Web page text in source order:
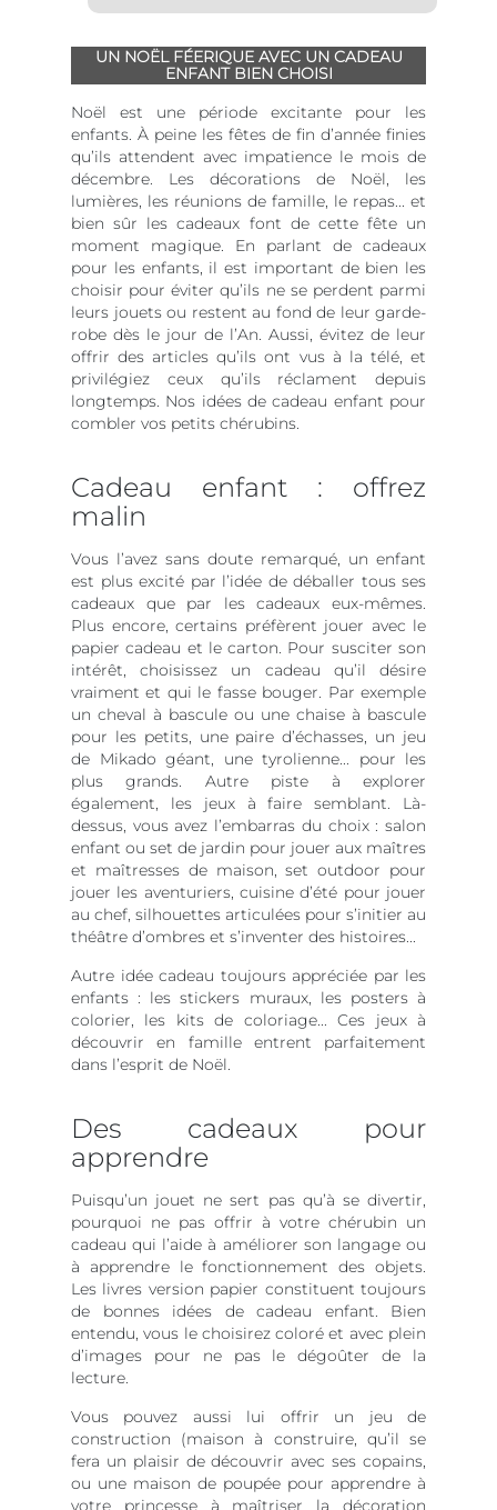
UN NOËL FÉERIQUE AVEC UN CADEAU
ENFANT BIEN CHOISI
Noël est une période excitante pour les
enfants. À peine les fêtes de fin d’année finies
qu’ils attendent avec impatience le mois de
décembre. Les décorations de Noël, les
lumières, les réunions de famille, le repas... et
bien sûr les cadeaux font de cette fête un
moment magique. En parlant de cadeaux
pour les enfants, il est important de bien les
choisir pour éviter qu’ils ne se perdent parmi
leurs jouets ou restent au fond de leur garde-
robe dès le jour de l’An. Aussi, évitez de leur
offrir des articles qu’ils ont vus à la télé, et
privilégiez ceux qu’ils réclament depuis
longtemps. Nos idées de cadeau enfant pour
combler vos petits chérubins.
Cadeau enfant : offrez
malin
Vous l’avez sans doute remarqué, un enfant
est plus excité par l’idée de déballer tous ses
cadeaux que par les cadeaux eux-mêmes.
Plus encore, certains préfèrent jouer avec le
papier cadeau et le carton. Pour susciter son
intérêt, choisissez un cadeau qu’il désire
vraiment et qui le fasse bouger. Par exemple
un cheval à bascule ou une chaise à bascule
pour les petits, une paire d’échasses, un jeu
de Mikado géant, une tyrolienne... pour les
plus grands. Autre piste à explorer
également, les jeux à faire semblant. Là-
dessus, vous avez l’embarras du choix : salon
enfant ou set de jardin pour jouer aux maîtres
et maîtresses de maison, set outdoor pour
jouer les aventuriers, cuisine d’été pour jouer
au chef, silhouettes articulées pour s’initier au
théâtre d’ombres et s’inventer des histoires...
Autre idée cadeau toujours appréciée par les
enfants : les stickers muraux, les posters à
colorier, les kits de coloriage... Ces jeux à
découvrir en famille entrent parfaitement
dans l’esprit de Noël.
Des cadeaux pour
apprendre
Puisqu’un jouet ne sert pas qu’à se divertir,
pourquoi ne pas offrir à votre chérubin un
cadeau qui l’aide à améliorer son langage ou
à apprendre le fonctionnement des objets.
Les livres version papier constituent toujours
de bonnes idées de cadeau enfant. Bien
entendu, vous le choisirez coloré et avec plein
d’images pour ne pas le dégoûter de la
lecture.
Vous pouvez aussi lui offrir un jeu de
construction (maison à construire, qu’il se
fera un plaisir de découvrir avec ses copains,
ou une maison de poupée pour apprendre à
votre princesse à maîtriser la décoration